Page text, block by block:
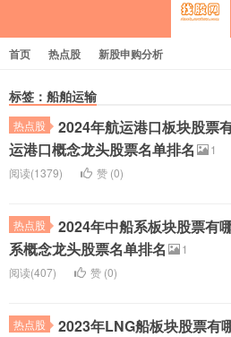
每日概念股
首页 热点股 新股申购分析
标签：船舶运输
热点股
2024年航运港口板块股票
运港口概念龙头股票名单排名
1
阅读(1379)
赞 (0)
热点股
2024年中船系板块股票有
系概念龙头股票名单排名
1
阅读(407)
赞 (0)
热点股
2023年LNG船板块股票有